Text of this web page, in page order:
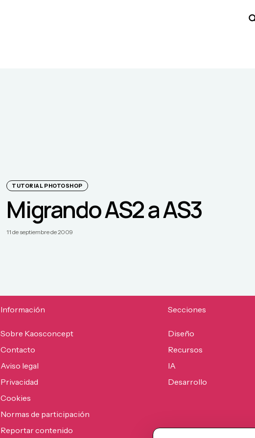
TUTORIAL PHOTOSHOP
Migrando AS2 a AS3
11 de septiembre de 2009
Información
Sobre Kaosconcept
Contacto
Aviso legal
Privacidad
Cookies
Normas de participación
Reportar contenido
Secciones
Diseño
Recursos
IA
Desarrollo